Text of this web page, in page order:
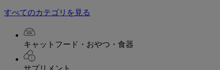
すべてのカテゴリを見る
キャットフード・おやつ・食器
サプリメント